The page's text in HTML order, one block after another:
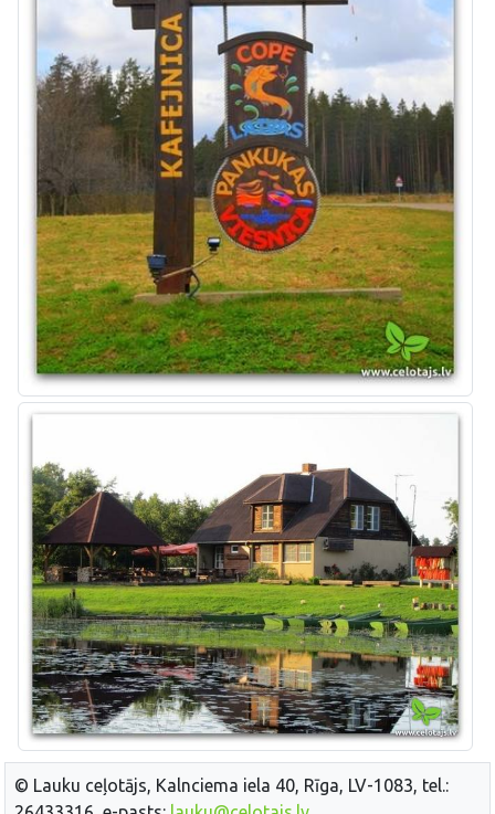
© Lauku ceļotājs, Kalnciema iela 40, Rīga, LV-1083, tel.: